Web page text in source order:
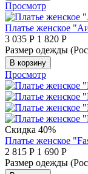
Просмотр
Платье женское
3 035 Р 1 820 Р
Размер одежды
В корзину
Просмотр
Скидка 40%
Платье женское
2 815 Р 1 690 Р
Размер одежды